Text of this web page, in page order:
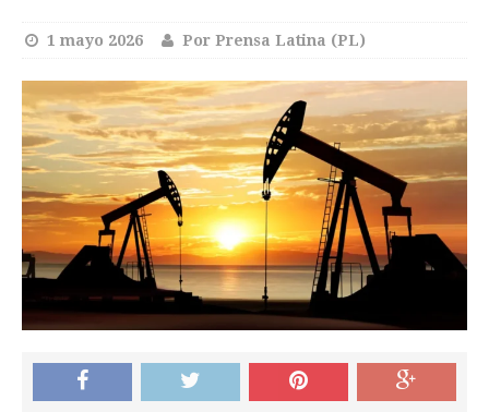
1 mayo 2026 Por Prensa Latina (PL)